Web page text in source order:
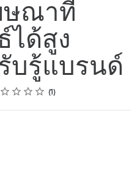
ษณาที่
ได้สูง
บรู้แบรนด์
1